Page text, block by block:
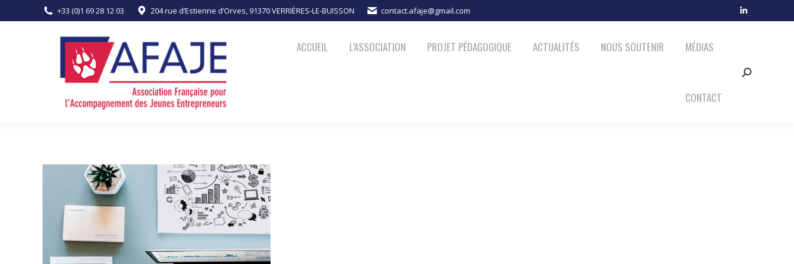
+33 (0)1 69 28 12 03 204 rue d’Estienne d’Orves, 91370 VERRIÈRES-LE-BUISSON contact.afaje@gmail.com
new
ACCUEIL L’ASSOCIATION PROJET PÉDAGOGIQUE ACTUALITÉS NOUS SOUTENIR MÉDIAS
CONTACT
Search:
ACCUEIL L’ASSOCIATION PROJET PÉDAGOGIQUE ACTUALITÉS NOUS SOUTENIR MÉDIAS CONTACT Search: